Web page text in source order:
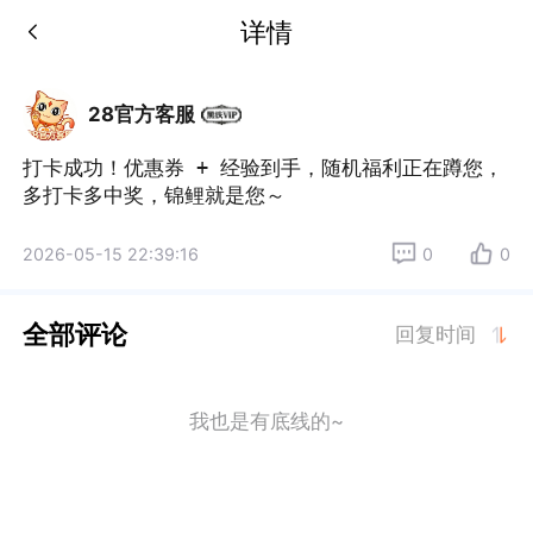
详情
28官方客服
打卡成功！优惠券 + 经验到手，随机福利正在蹲您，
多打卡多中奖，锦鲤就是您～
2026-05-15 22:39:16 0 0
全部评论 回复时间
我也是有底线的~